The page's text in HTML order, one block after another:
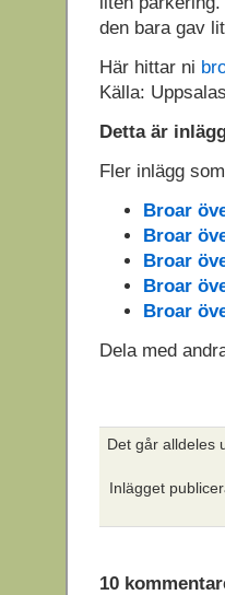
den bara gav
Här hittar ni
Källa:
Detta är
Fler inlägg
Broar
Broar
Broar
Broar
Broar
Dela med
Det går alldeles
Inlägget
10